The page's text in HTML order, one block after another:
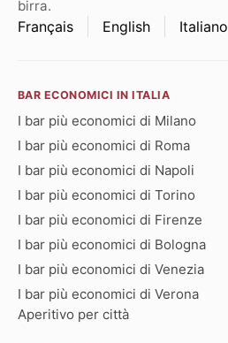
birra.
Français English Italiano
BAR ECONOMICI IN ITALIA
I bar più economici di Milano
I bar più economici di Roma
I bar più economici di Napoli
I bar più economici di Torino
I bar più economici di Firenze
I bar più economici di Bologna
I bar più economici di Venezia
I bar più economici di Verona
Aperitivo per città